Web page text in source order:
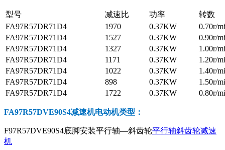
型号 减速比 功率
转数
FA97R57DR71D4
1970 0.37KW
0.70r/
FA97R57DR71D4
1527 0.37KW
0.90r/
FA97R57DR71D4
1327 0.37KW
1.00r/
FA97R57DR71D4
1171 0.37KW
1.20r/
FA97R57DR71D4
1022 0.37KW
1.40r/
FA97R57DR71D4
898 0.37KW
1.50r/
FA97R57DR71D4
1722 0.37KW 0.80r/
FA97R57DVE90S4减速机电动机类型：
F97R57DVE90S4底脚安装平行轴—斜齿轮平行轴斜齿轮减速
机